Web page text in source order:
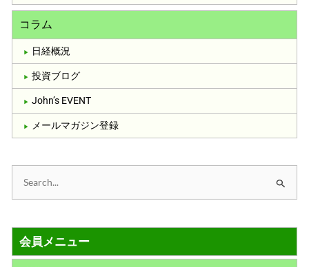
コラム
日経概況
投資ブログ
John’s EVENT
メールマガジン登録
象
:
会員メニュー